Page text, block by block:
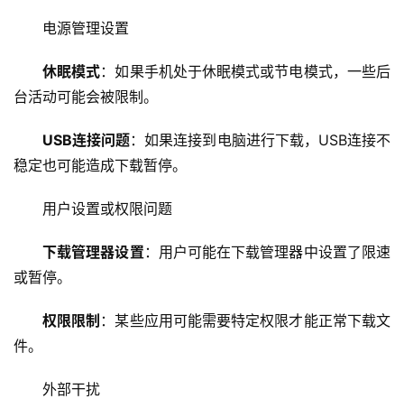
首
页
务
虚
电源管理设置
休眠模式：如果手机处于休眠模式或节电模式，一些后
台活动可能会被限制。
USB连接问题：如果连接到电脑进行下载，USB连接不
稳定也可能造成下载暂停。
用户设置或权限问题
下载管理器设置 ：用户可能在下载管理器中设置了限速
或暂停。
权限限制 ：某些应用可能需要特定权限才能正常下载文
件。
外部干扰